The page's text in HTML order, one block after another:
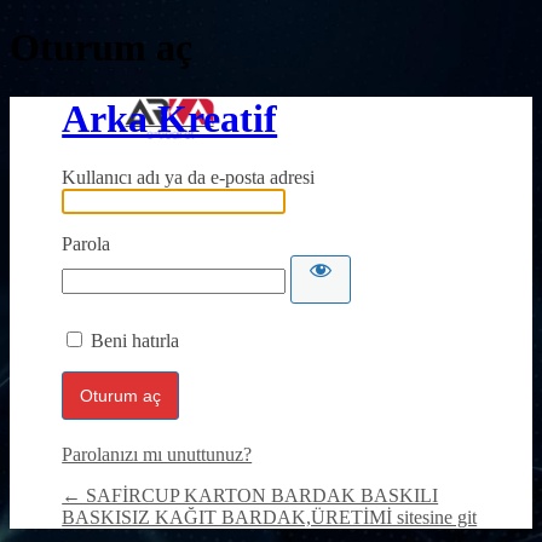
Oturum aç
Arka Kreatif
Kullanıcı adı ya da e-posta adresi
Parola
Beni hatırla
Parolanızı mı unuttunuz?
← SAFİRCUP KARTON BARDAK BASKILI
BASKISIZ KAĞIT BARDAK,ÜRETİMİ sitesine git